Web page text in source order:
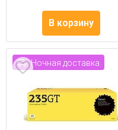
В корзину
Ночная доставка